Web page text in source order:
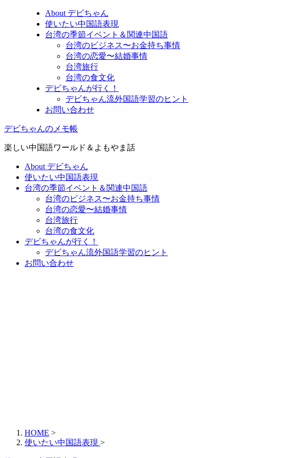
About デビちゃん
使いたい中国語表現
台湾の季節イベント＆関連中国語
台湾のビジネス〜お金持ち事情
台湾の恋愛〜結婚事情
台湾旅行
台湾の食文化
デビちゃんが行く！
デビちゃん流外国語学習のヒント
お問い合わせ
デビちゃんのメモ帳
楽しい中国語ワールド＆よもやま話
About デビちゃん
使いたい中国語表現
台湾の季節イベント＆関連中国語
台湾のビジネス〜お金持ち事情
台湾の恋愛〜結婚事情
台湾旅行
台湾の食文化
デビちゃんが行く！
デビちゃん流外国語学習のヒント
お問い合わせ
HOME >
使いたい中国語表現 >